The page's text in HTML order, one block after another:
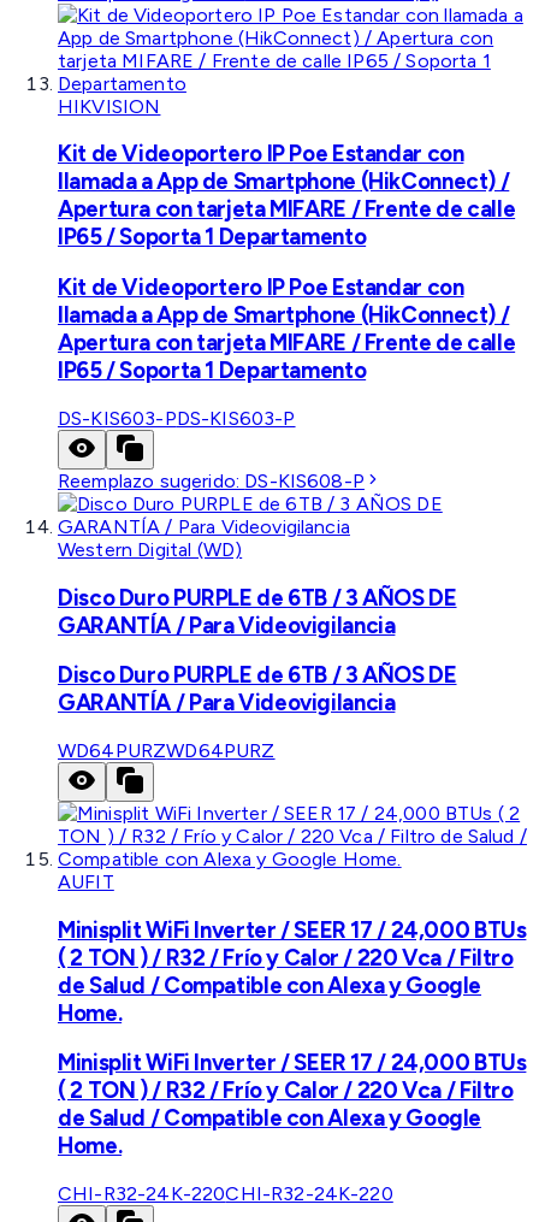
HIKVISION
Kit de Videoportero IP Poe Estandar con
llamada a App de Smartphone (HikConnect) /
Apertura con tarjeta MIFARE / Frente de calle
IP65 / Soporta 1 Departamento
Kit de Videoportero IP Poe Estandar con
llamada a App de Smartphone (HikConnect) /
Apertura con tarjeta MIFARE / Frente de calle
IP65 / Soporta 1 Departamento
DS-KIS603-PDS-KIS603-P
Reemplazo sugerido: DS-KIS608-P
Western Digital (WD)
Disco Duro PURPLE de 6TB / 3 AÑOS DE
GARANTÍA / Para Videovigilancia
Disco Duro PURPLE de 6TB / 3 AÑOS DE
GARANTÍA / Para Videovigilancia
WD64PURZWD64PURZ
AUFIT
Minisplit WiFi Inverter / SEER 17 / 24,000 BTUs
( 2 TON ) / R32 / Frío y Calor / 220 Vca / Filtro
de Salud / Compatible con Alexa y Google
Home.
Minisplit WiFi Inverter / SEER 17 / 24,000 BTUs
( 2 TON ) / R32 / Frío y Calor / 220 Vca / Filtro
de Salud / Compatible con Alexa y Google
Home.
CHI-R32-24K-220CHI-R32-24K-220